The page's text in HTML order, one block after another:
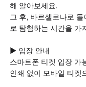
해 알아보세요.
그 후, 바르셀로나로
로 탐험하는 시간을 가
▶ 입장 안내
스마트폰 티켓 입장 가
인쇄 없이 모바일 티켓